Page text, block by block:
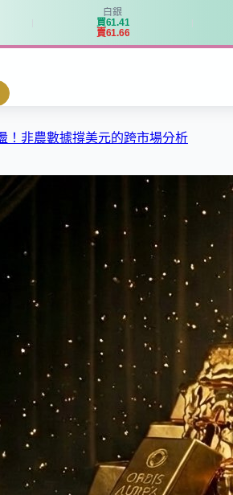
白銀
買61.41
賣61.66
！非農數據撐美元的跨市場分析